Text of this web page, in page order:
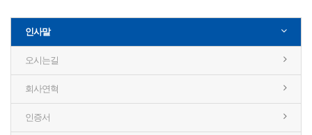
인사말
오시는길
회사연혁
인증서